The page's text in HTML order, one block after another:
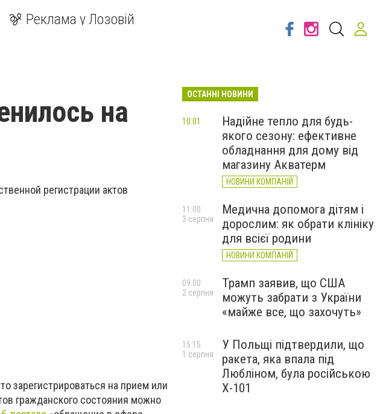
Реклама у Лозовій
на
регистрации актов
зарегистрироваться на прием или
гражданского состояния можно
ОСТАННІ НОВИНИ
Надійне тепло для будь-
якого сезону: ефективне
обладнання для дому від
магазину Акватерм
НОВИНИ КОМПАНІЙ
10:01
Медична допомога дітям і
дорослим: як обрати клініку
для всієї родини
НОВИНИ КОМПАНІЙ
11:00
3 серпня
Трамп заявив, що США
можуть забрати з України
«майже все, що захочуть»
09:00
2 серпня
У Польщі підтвердили, що
ракета, яка впала під
Любліном, була російською
Х-101
15:15
1 серпня